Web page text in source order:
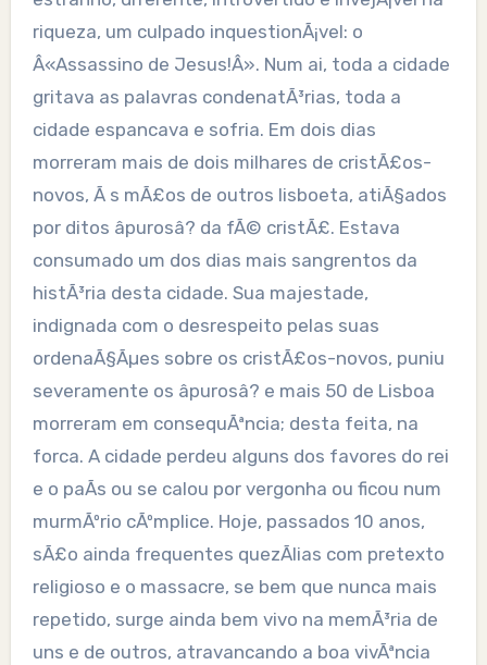
riqueza, um culpado inquestionÃ¡vel: o
Â«Assassino de Jesus!Â». Num ai, toda a cidade
gritava as palavras condenatÃ³rias, toda a
cidade espancava e sofria. Em dois dias
morreram mais de dois milhares de cristÃ£os-
novos, Ã s mÃ£os de outros lisboeta, atiÃ§ados
por ditos âpurosâ? da fÃ© cristÃ£. Estava
consumado um dos dias mais sangrentos da
histÃ³ria desta cidade. Sua majestade,
indignada com o desrespeito pelas suas
ordenaÃ§Ãµes sobre os cristÃ£os-novos, puniu
severamente os âpurosâ? e mais 50 de Lisboa
morreram em consequÃªncia; desta feita, na
forca. A cidade perdeu alguns dos favores do rei
e o paÃ­s ou se calou por vergonha ou ficou num
murmÃºrio cÃºmplice. Hoje, passados 10 anos,
sÃ£o ainda frequentes quezÃ­lias com pretexto
religioso e o massacre, se bem que nunca mais
repetido, surge ainda bem vivo na memÃ³ria de
uns e de outros, atravancando a boa vivÃªncia